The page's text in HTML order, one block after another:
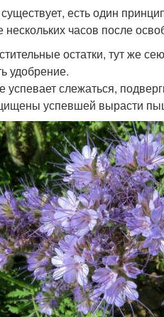
есть один
часов после
остатки, тут же
удобрение.
слежаться,
успевшей вырасти